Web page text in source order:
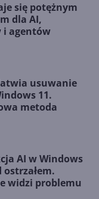
się potężnym
dla AI,
i agentów
usuwanie
11.
metoda
AI w Windows
ostrzałem.
widzi problemu